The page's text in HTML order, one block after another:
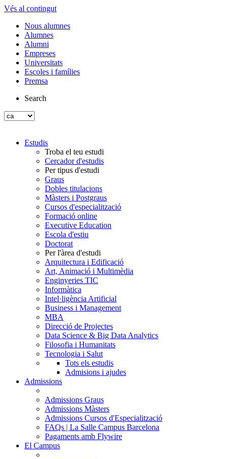
Vés al contingut
Nous alumnes
Alumnes
Alumni
Empreses
Universitats
Escoles i famílies
Premsa
Search
Estudis
Troba el teu estudi
Cercador d'estudis
Per tipus d'estudi
Graus
Dobles titulacions
Màsters i Postgraus
Cursos d'especialització
Formació online
Executive Education
Escola d'estiu
Doctorat
Per l'àrea d'estudi
Arquitectura i Edificació
Art, Animació i Multimèdia
Enginyeries TIC
Informàtica
Intel·ligència Artificial
Business i Management
MBA
Direcció de Projectes
Data Science & Big Data Analytics
Filosofia i Humanitats
Tecnologia i Salut
Tots els estudis
Admisions i ajudes
Admissions
Admissions Graus
Admissions Màsters
Admissions Cursos d'Especialització
FAQs | La Salle Campus Barcelona
Pagaments amb Flywire
El Campus